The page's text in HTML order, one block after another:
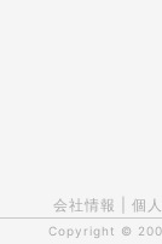
会社情報 個
Copyright ©